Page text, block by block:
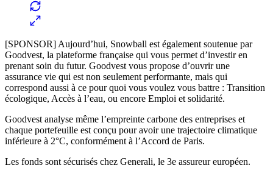
[SPONSOR] Aujourd’hui, Snowball est également soutenue par
Goodvest, la plateforme française qui vous permet d’investir en
prenant soin du futur. Goodvest vous propose d’ouvrir une
assurance vie qui est non seulement performante, mais qui
correspond aussi à ce pour quoi vous voulez vous battre : Transition
écologique, Accès à l’eau, ou encore Emploi et solidarité.
Goodvest analyse même l’empreinte carbone des entreprises et
chaque portefeuille est conçu pour avoir une trajectoire climatique
inférieure à 2°C, conformément à l’Accord de Paris.
Les fonds sont sécurisés chez Generali, le 3e assureur européen.